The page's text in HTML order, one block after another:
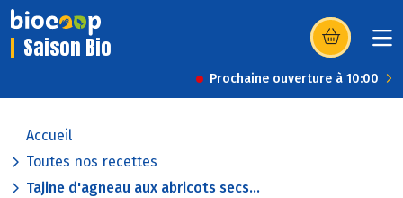
Saison Bio (s’ouvre dans
Prochaine ouverture à 10:00
Accueil
Toutes nos recettes
Tajine d'agneau aux abricots secs...